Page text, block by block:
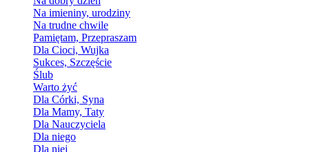
Na imieniny, urodziny
Na trudne chwile
Pamiętam, Przepraszam
Dla Cioci, Wujka
Sukces, Szczęście
Ślub
Warto żyć
Dla Córki, Syna
Dla Mamy, Taty
Dla Nauczyciela
Dla niego
Dla niej